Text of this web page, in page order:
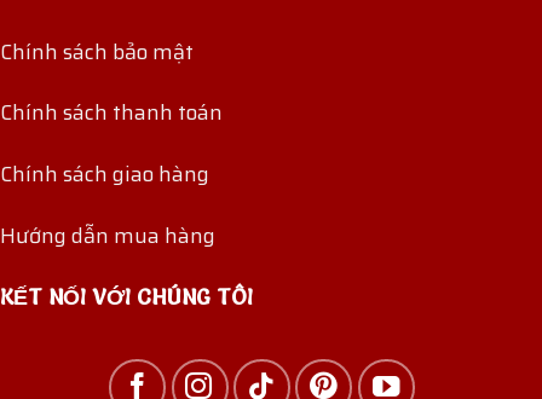
Chính sách bảo mật
Chính sách thanh toán
Chính sách giao hàng
Hướng dẫn mua hàng
KẾT NỐI VỚI CHÚNG TÔI